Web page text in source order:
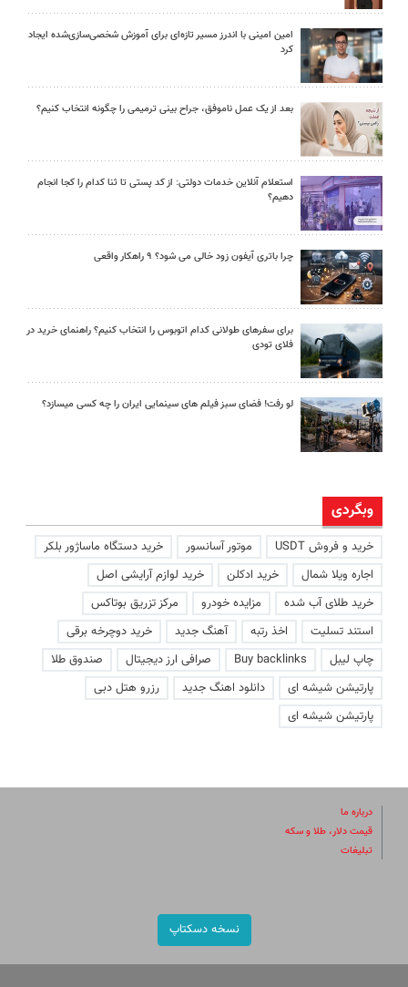
امین امینی با اندرز مسیر تازه‌ای برای آموزش شخصی‌سازی‌شده ایجاد
کرد
بعد از یک عمل ناموفق، جراح بینی ترمیمی را چگونه انتخاب کنیم؟
استعلام آنلاین خدمات دولتی: از کد پستی تا ثنا کدام را کجا انجام
دهیم؟
چرا باتری آیفون زود خالی می شود؟ ۹ راهکار واقعی
برای سفرهای طولانی کدام اتوبوس را انتخاب کنیم؟ راهنمای خرید در
فلای تودی
لو رفت! فضای سبز فیلم های سینمایی ایران را چه کسی میسازد؟
وبگردی
خرید و فروش USDT موتور آسانسور
خرید دستگاه ماساژور بلکر
اجاره ویلا شمال
خرید ادکلن
خرید لوازم آرایشی اصل
خرید طلای آب شده
مزایده خودرو
مرکز تزریق بوتاکس
استند تسلیت
اخذ رتبه آهنگ جدید
خرید دوچرخه برقی
چاپ لیبل
Buy backlinks صرافی ارز دیجیتال
صندوق طلا
پارتیشن شیشه ای
دانلود اهنگ جدید
رزرو هتل دبی
پارتیشن شیشه ای
درباره ما
قیمت دلار، طلا و سکه
تبلیغات
نسخه دسکتاپ